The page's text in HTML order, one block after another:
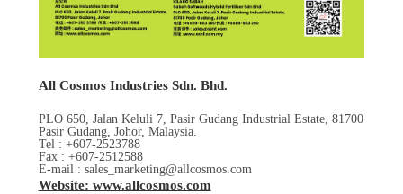
All Cosmos Industries Sdn. Bhd.
PLO 650, Jalan Keluli 7, Pasir Gudang Industrial Estate, 81700
Pasir Gudang, Johor, Malaysia.
Tel : +607-2523788
Fax : +607-2512588
E-mail : sales_marketing@allcosmos.com
Website: www.allcosmos.com